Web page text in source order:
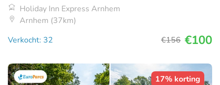
Holiday Inn Express Arnhem
Arnhem (37km)
Verkocht: 32
€156 €100
17% korting